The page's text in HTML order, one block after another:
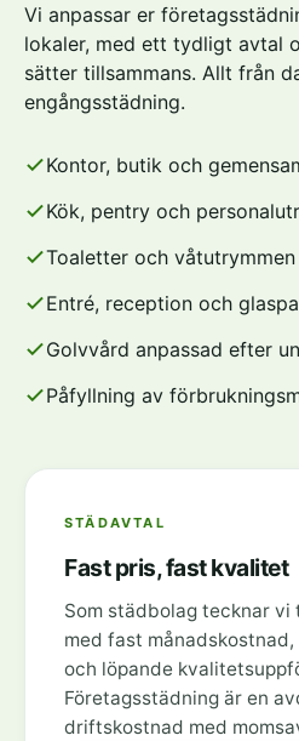
Vi anpassar er
lokaler, med ett tydligt avtal
sätter tillsammans. Allt från
engångsstädning.
Kontor, butik och
Kök, pentry och
Toaletter och våtutrymmen
Entré, reception och
Golvvård anpassad efter
Påfyllning av
STÄDAVTAL
Fast pris, fast kvalitet
Som städbolag tecknar
med fast
och löpande
Företagsstädning är en
driftskostnad med